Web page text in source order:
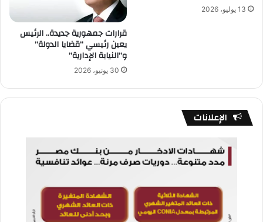
13 يوليو، 2026
قرارات جمهورية جديدة.. الرئيس
يعين رئيسي “قضايا الدولة”
و”النيابة الإدارية”
30 يونيو، 2026
الإعلانات